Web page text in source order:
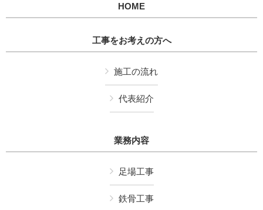
HOME
工事をお考えの方へ
施工の流れ
代表紹介
業務内容
足場工事
鉄骨工事